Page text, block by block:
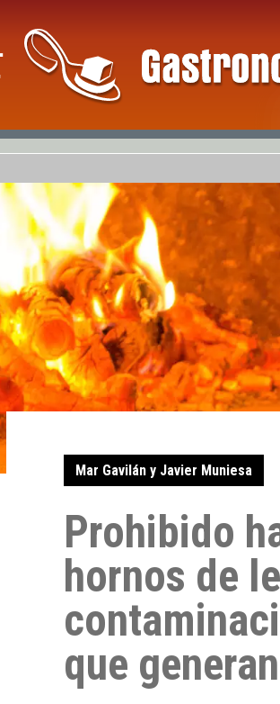
Mar Gavilán y Javier Muniesa
Prohibido
hornos de
que generan